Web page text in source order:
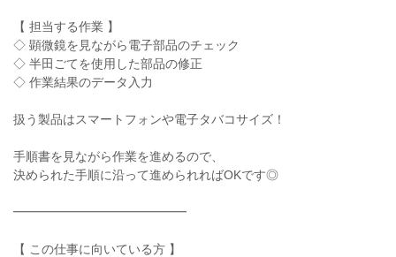
【 担当する作業 】
◇ 顕微鏡を見ながら電子部品のチェック
◇ 半田ごてを使用した部品の修正
◇ 作業結果のデータ入力
扱う製品はスマートフォンや電子タバコサイズ！
手順書を見ながら作業を進めるので、
決められた手順に沿って進められればOKです◎
━━━━━━━━━━━━━━
【 この仕事に向いている方 】